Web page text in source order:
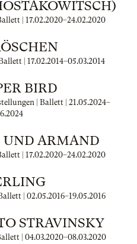
| 17.02.2020–24.02.2020
| 17.02.2014–05.03.2014
BIRD
| Ballett | 21.05.2024–
UND ARMAND
| 17.02.2020–24.02.2020
| 02.05.2016–19.05.2016
STRAVINSKY
| 04.03.2020–08.03.2020